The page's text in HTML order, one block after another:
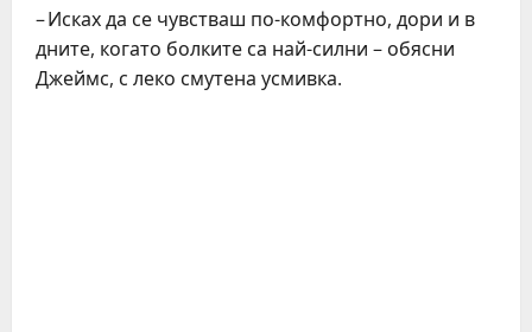
– Исках да се чувстваш по-комфортно, дори и в
дните, когато болките са най-силни – обясни
Джеймс, с леко смутена усмивка.